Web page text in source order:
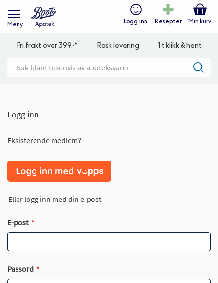
Meny Logg inn Resepter Min kurv
Fri frakt over 399,-* Rask levering 1 t klikk & hent
Logg inn
Eksisterende medlem?
Eller logg inn med din e-post
E-post
Passord